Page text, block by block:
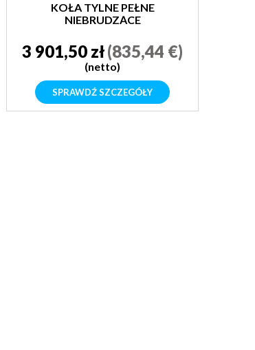
KOŁA TYLNE PEŁNE
NIEBRUDZĄCE
3 901,50 zł(835,44 €)
(netto)
SPRAWDŹ SZCZEGÓŁY